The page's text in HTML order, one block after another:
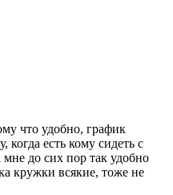
что удобно, график
когда есть кому сидеть с
до сих пор так удобно
кружки всякие, тоже не